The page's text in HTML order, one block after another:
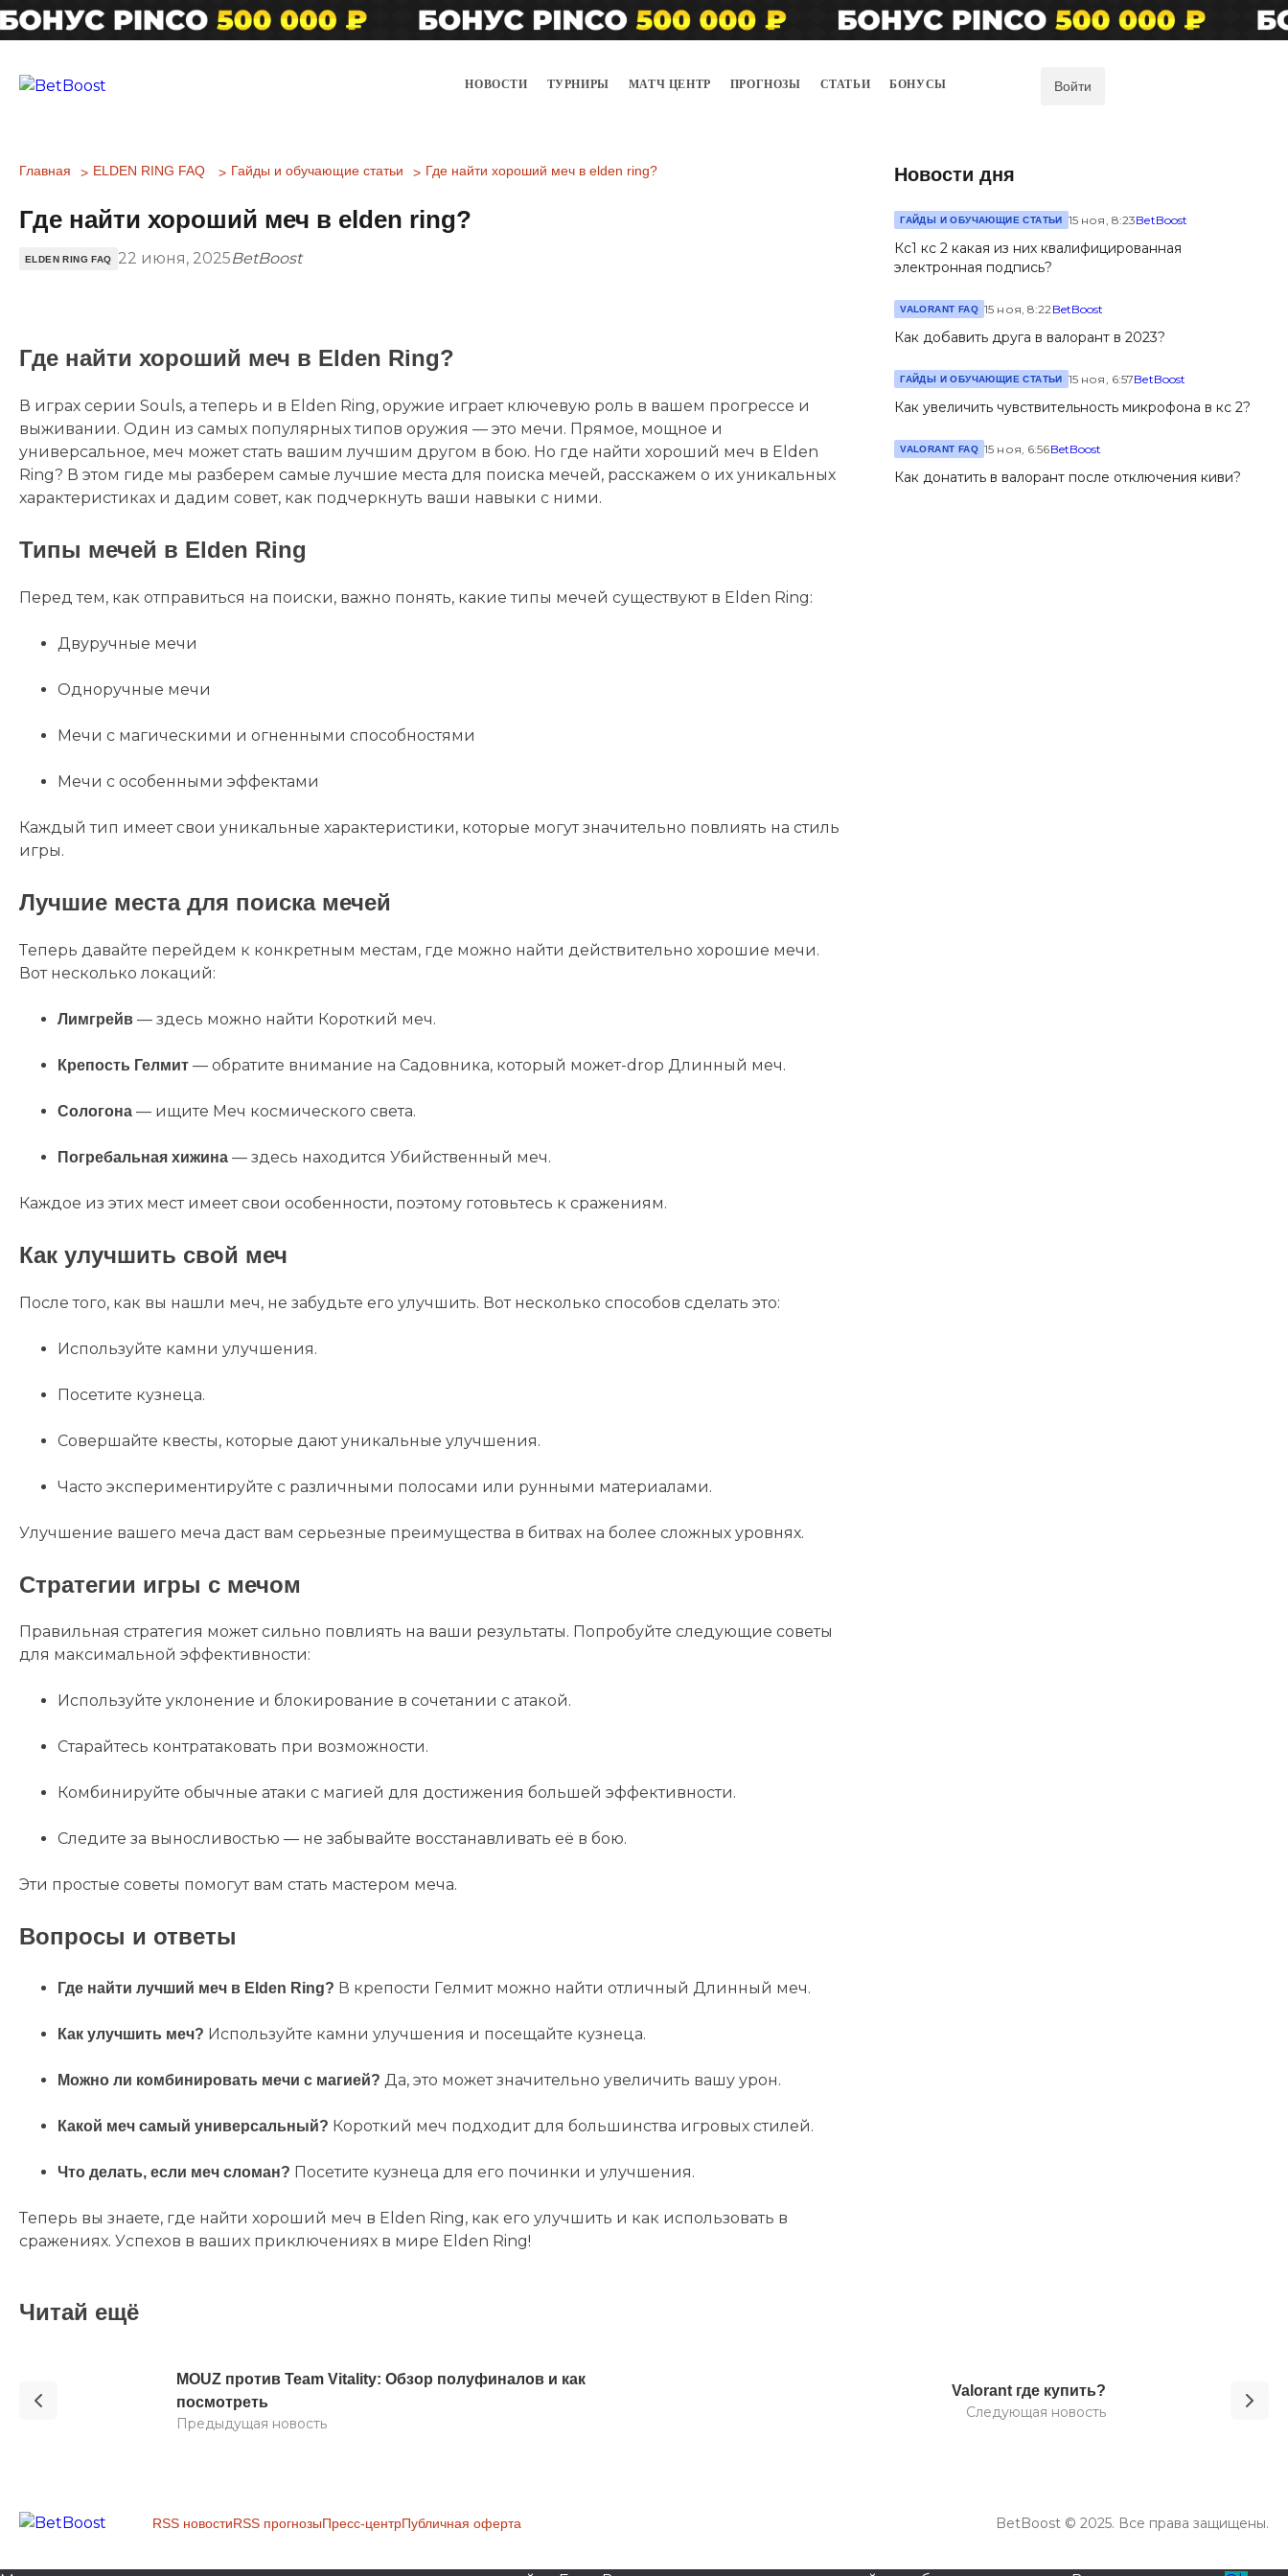
НОВОСТИ ТУРНИРЫ МАТЧ ЦЕНТР ПРОГНОЗЫ СТАТЬИ БОНУСЫ Войти
Главная ELDEN RING FAQ Гайды и обучающие статьи Где найти хороший меч в elden ring?
Где найти хороший меч в elden ring?
ELDEN RING FAQ 22 июня, 2025BetBoost
Где найти хороший меч в Elden Ring?
В играх серии Souls, а теперь и в Elden Ring, оружие играет ключевую роль в вашем прогрессе и
выживании. Один из самых популярных типов оружия — это мечи. Прямое, мощное и
универсальное, меч может стать вашим лучшим другом в бою. Но где найти хороший меч в Elden
Ring? В этом гиде мы разберем самые лучшие места для поиска мечей, расскажем о их уникальных
характеристиках и дадим совет, как подчеркнуть ваши навыки с ними.
Типы мечей в Elden Ring
Перед тем, как отправиться на поиски, важно понять, какие типы мечей существуют в Elden Ring:
Двуручные мечи
Одноручные мечи
Мечи с магическими и огненными способностями
Мечи с особенными эффектами
Каждый тип имеет свои уникальные характеристики, которые могут значительно повлиять на стиль
игры.
Лучшие места для поиска мечей
Теперь давайте перейдем к конкретным местам, где можно найти действительно хорошие мечи.
Вот несколько локаций:
Лимгрейв — здесь можно найти Короткий меч.
Крепость Гелмит — обратите внимание на Садовника, который может-drop Длинный меч.
Сологона — ищите Меч космического света.
Погребальная хижина — здесь находится Убийственный меч.
Каждое из этих мест имеет свои особенности, поэтому готовьтесь к сражениям.
Как улучшить свой меч
После того, как вы нашли меч, не забудьте его улучшить. Вот несколько способов сделать это:
Используйте камни улучшения.
Посетите кузнеца.
Совершайте квесты, которые дают уникальные улучшения.
Часто экспериментируйте с различными полосами или рунными материалами.
Улучшение вашего меча даст вам серьезные преимущества в битвах на более сложных уровнях.
Стратегии игры с мечом
Правильная стратегия может сильно повлиять на ваши результаты. Попробуйте следующие советы
для максимальной эффективности:
Используйте уклонение и блокирование в сочетании с атакой.
Старайтесь контратаковать при возможности.
Комбинируйте обычные атаки с магией для достижения большей эффективности.
Следите за выносливостью — не забывайте восстанавливать её в бою.
Эти простые советы помогут вам стать мастером меча.
Вопросы и ответы
Где найти лучший меч в Elden Ring? В крепости Гелмит можно найти отличный Длинный меч.
Как улучшить меч? Используйте камни улучшения и посещайте кузнеца.
Можно ли комбинировать мечи с магией? Да, это может значительно увеличить вашу урон.
Какой меч самый универсальный? Короткий меч подходит для большинства игровых стилей.
Что делать, если меч сломан? Посетите кузнеца для его починки и улучшения.
Теперь вы знаете, где найти хороший меч в Elden Ring, как его улучшить и как использовать в
сражениях. Успехов в ваших приключениях в мире Elden Ring!
Новости дня
ГАЙДЫ И ОБУЧАЮЩИЕ СТАТЬИ 15 ноя, 8:23BetBoost
Кс1 кс 2 какая из них квалифицированная
электронная подпись?
VALORANT FAQ 15 ноя, 8:22BetBoost
Как добавить друга в валорант в 2023?
ГАЙДЫ И ОБУЧАЮЩИЕ СТАТЬИ 15 ноя, 6:57BetBoost
Как увеличить чувствительность микрофона в кс 2?
VALORANT FAQ 15 ноя, 6:56BetBoost
Как донатить в валорант после отключения киви?
Читай ещё
MOUZ против Team Vitality: Обзор полуфиналов и как
посмотреть
Предыдущая новость
Valorant где купить?
Следующая новость
RSS новостиRSS прогнозыПресс-центрПубличная оферта BetBoost © 2025. Все права защищены.